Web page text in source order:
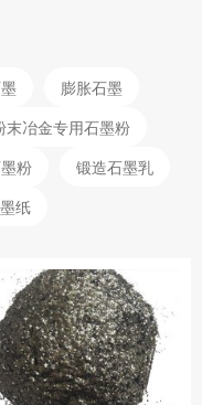
膨胀石墨
末冶金专用石墨粉
粉
锻造石墨乳
纸